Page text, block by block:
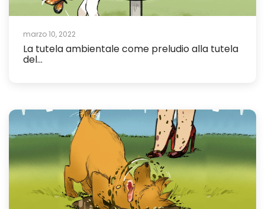
marzo 10, 2022
La tutela ambientale come preludio alla tutela
del...